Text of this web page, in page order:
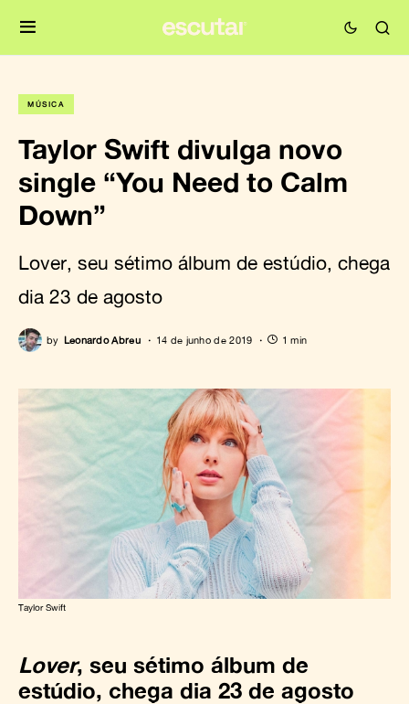
MÚSICA
Taylor Swift divulga novo
single “You Need to Calm
Down”
Lover, seu sétimo álbum de estúdio, chega
dia 23 de agosto
by Leonardo Abreu 14 de junho de 2019 1 min
Taylor Swift
Lover, seu sétimo álbum de
estúdio, chega dia 23 de agosto